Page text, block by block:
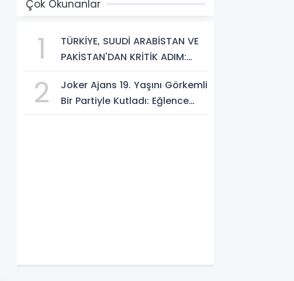
Çok Okunanlar
1
TÜRKİYE, SUUDİ ARABİSTAN VE
PAKİSTAN'DAN KRİTİK ADIM:
ANLAŞMASI" İMZALANDI!
2
Joker Ajans 19. Yaşını Görkemli
Bir Partiyle Kutladı: Eğlence